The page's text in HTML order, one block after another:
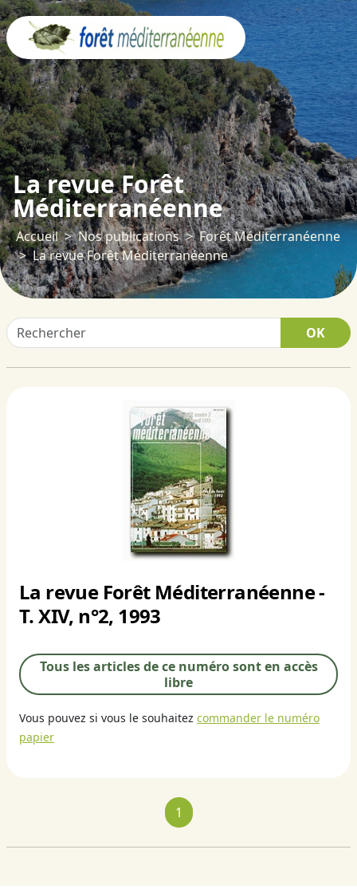
La revue Forêt
Méditerranéenne
Accueil Nos publications
Forêt Méditerranéenne
La revue Forêt Méditerranéenne
La revue Forêt Méditerranéenne -
T. XIV, n°2, 1993
Tous les articles de ce numéro sont en accès
libre
Vous pouvez si vous le souhaitez commander le numéro
papier
1
Panneau de gestion des cookies